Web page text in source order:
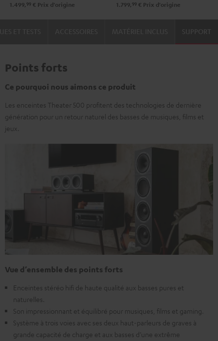
1.499, 99 € Prix d'origine 1.799, 99 € Prix d'origine
SUPPORT
Points forts
Ce pourquoi nous aimons ce produit
Les enceintes Theater 500 profitent des technologies de dernière
génération pour un retour naturel des basses de musiques, films et
jeux.
Vue d’ensemble des points forts
Enceintes stéréo hifi de haute qualité aux basses pures et
naturelles.
Son impressionnant et équilibré pour musiques, films et gaming.
Système à trois voies avec ses deux haut-parleurs de graves à
grande capacité de charge et aux basses d’une extrême